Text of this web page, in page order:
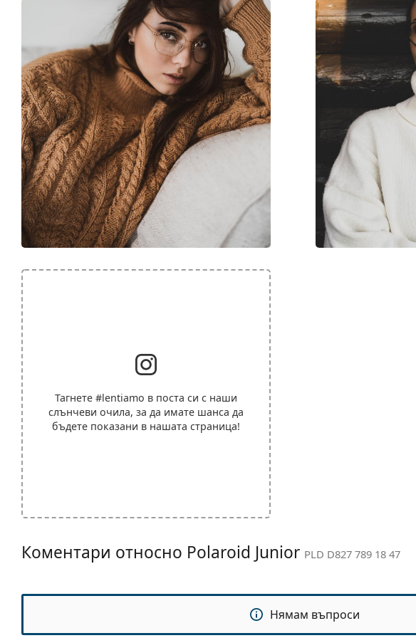
Тагнете #lentiamo в поста си с наши
слънчеви очила, за да имате шанса да
бъдете показани в нашата страница!
Коментари относно Polaroid Junior PLD D827 789 18 47
Нямам въпроси